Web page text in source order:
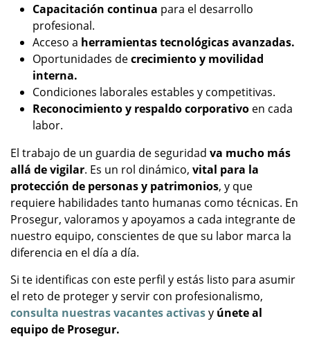
Capacitación continua para el desarrollo
profesional.
Acceso a herramientas tecnológicas avanzadas.
Oportunidades decrecimiento y movilidad
interna.
Condiciones laborales estables y competitivas.
Reconocimiento y respaldo corporativo en cada
labor.
El trabajo de un guardia de seguridad va mucho más
allá de vigilar. Es un rol dinámico, vital para la
protección de personas y patrimonios, y que
requiere habilidades tanto humanas como técnicas. En
Prosegur, valoramos y apoyamos a cada integrante de
nuestro equipo, conscientes de que su labor marca la
diferencia en el día a día.
Si te identificas con este perfil y estás listo para asumir
el reto de proteger y servir con profesionalismo,
consulta nuestras vacantes activasy únete al
equipo de Prosegur.